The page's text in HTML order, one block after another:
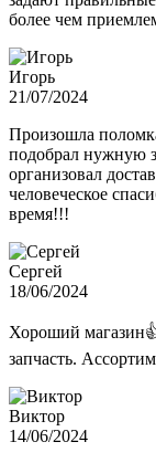
более чем
Игорь
21/07/2024
Произошла
подобрал нужную
организовал
человеческое
время!!!
Сергей
18/06/2024
Хороший
запчасть.
Виктор
14/06/2024